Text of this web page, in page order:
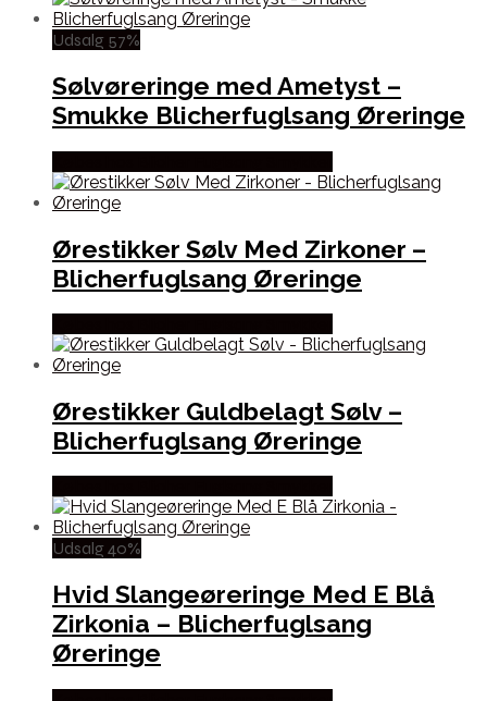
Udsalg 57%
Sølvøreringe med Ametyst –
Smukke Blicherfuglsang Øreringe
Ørestikker Sølv Med Zirkoner –
Blicherfuglsang Øreringe
Ørestikker Guldbelagt Sølv –
Blicherfuglsang Øreringe
Udsalg 40%
Hvid Slangeøreringe Med E Blå
Zirkonia – Blicherfuglsang
Øreringe